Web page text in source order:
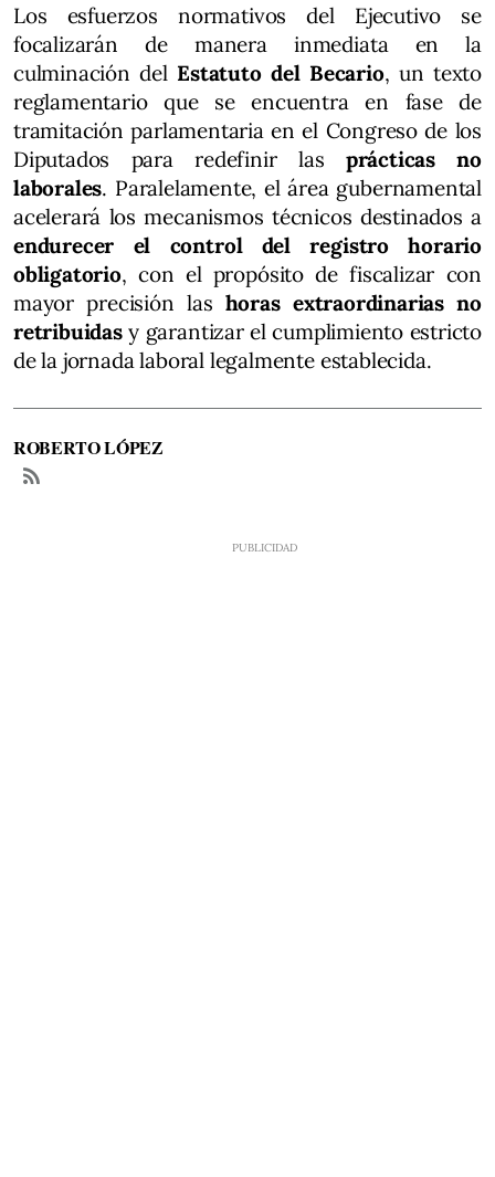
Los esfuerzos normativos del Ejecutivo se
focalizarán de manera inmediata en la
culminación del Estatuto del Becario, un texto
reglamentario que se encuentra en fase de
tramitación parlamentaria en el Congreso de los
Diputados para redefinir las prácticas no
laborales. Paralelamente, el área gubernamental
acelerará los mecanismos técnicos destinados a
endurecer el control del registro horario
obligatorio, con el propósito de fiscalizar con
mayor precisión las horas extraordinarias no
retribuidasy garantizar el cumplimiento estricto
de la jornada laboral legalmente establecida.
ROBERTO LÓPEZ